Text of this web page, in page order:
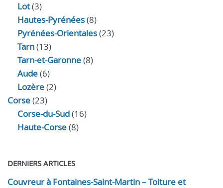
Lot(3)
Hautes-Pyrénées(8)
Pyrénées-Orientales(23)
Tarn(13)
Tarn-et-Garonne(8)
Aude(6)
Lozère(2)
Corse(23)
Corse-du-Sud(16)
Haute-Corse(8)
DERNIERS ARTICLES
Couvreur à Fontaines-Saint-Martin – Toiture et